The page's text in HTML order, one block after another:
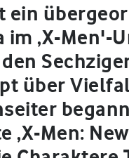
ein
im ,X-Men'-
über
,X-Men: